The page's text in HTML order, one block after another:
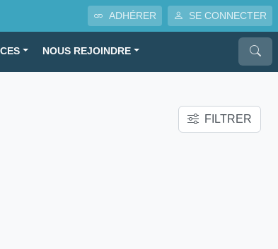
ADHÉRER SE CONNECTER
NOUS REJOINDRE
FILTRER